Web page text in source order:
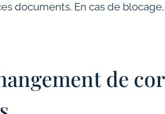
documents. En cas de
de